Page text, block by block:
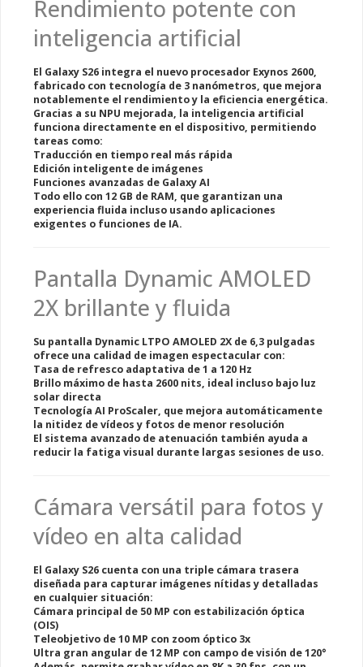
Rendimiento potente con
inteligencia artificial
El Galaxy S26 integra el nuevo procesador Exynos 2600,
fabricado con tecnología de 3 nanómetros, que mejora
notablemente el rendimiento y la eficiencia energética.
Gracias a su NPU mejorada, la inteligencia artificial
funciona directamente en el dispositivo, permitiendo
tareas como:
Traducción en tiempo real más rápida
Edición inteligente de imágenes
Funciones avanzadas de Galaxy AI
Todo ello con 12 GB de RAM, que garantizan una
experiencia fluida incluso usando aplicaciones
exigentes o funciones de IA.
Pantalla Dynamic AMOLED
2X brillante y fluida
Su pantalla Dynamic LTPO AMOLED 2X de 6,3 pulgadas
ofrece una calidad de imagen espectacular con:
Tasa de refresco adaptativa de 1 a 120 Hz
Brillo máximo de hasta 2600 nits, ideal incluso bajo luz
solar directa
Tecnología AI ProScaler, que mejora automáticamente
la nitidez de vídeos y fotos de menor resolución
El sistema avanzado de atenuación también ayuda a
reducir la fatiga visual durante largas sesiones de uso.
Cámara versátil para fotos y
vídeo en alta calidad
El Galaxy S26 cuenta con una triple cámara trasera
diseñada para capturar imágenes nítidas y detalladas
en cualquier situación:
Cámara principal de 50 MP con estabilización óptica
(OIS)
Teleobjetivo de 10 MP con zoom óptico 3x
Ultra gran angular de 12 MP con campo de visión de 120°